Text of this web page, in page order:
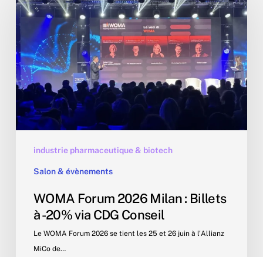
industrie pharmaceutique & biotech
Salon & évènements
2026
Milan
:
Billets
à
-20%
via
CDG
WOMA Forum 2026 Milan : Billets
à -20% via CDG Conseil
Le WOMA Forum 2026 se tient les 25 et 26 juin à l'Allianz
MiCo de…